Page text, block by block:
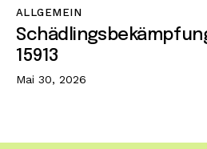
ALLGEMEIN
15913
Mai 30, 2026